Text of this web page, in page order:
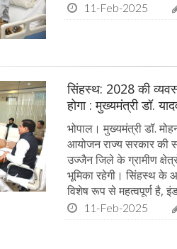
11-Feb-2025
सिंहस्थ: 2028 की
होगा : मुख्यमंत्री डॉ.
भोपाल। मुख्यमंत्री डॉ.
आयोजन राज्य सरकार की
उज्जैन जिले के ग्रामीण
भूमिका रहेगी। सिंहस्थ के
विशेष रूप से महत्वपूर्ण है,
11-Feb-2025